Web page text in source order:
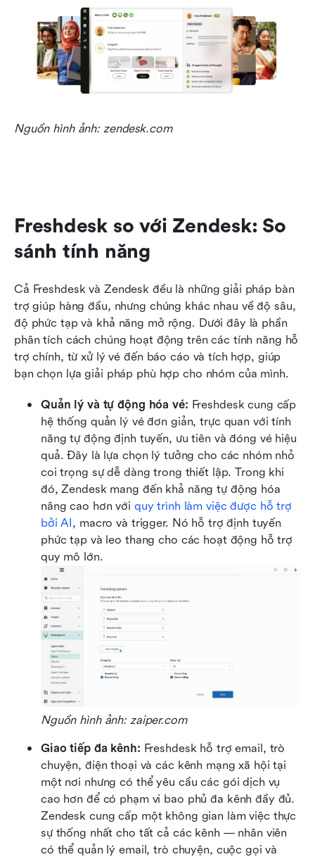
Nguồn hình ảnh: zendesk.com
Freshdesk so với Zendesk: So
sánh tính năng
Cả Freshdesk và Zendesk đều là những giải pháp bàn
trợ giúp hàng đầu, nhưng chúng khác nhau về độ sâu,
độ phức tạp và khả năng mở rộng. Dưới đây là phần
phân tích cách chúng hoạt động trên các tính năng hỗ
trợ chính, từ xử lý vé đến báo cáo và tích hợp, giúp
bạn chọn lựa giải pháp phù hợp cho nhóm của mình.
Quản lý và tự động hóa vé: Freshdesk cung cấp
hệ thống quản lý vé đơn giản, trực quan với tính
năng tự động định tuyến, ưu tiên và đóng vé hiệu
quả. Đây là lựa chọn lý tưởng cho các nhóm nhỏ
coi trọng sự dễ dàng trong thiết lập. Trong khi
đó, Zendesk mang đến khả năng tự động hóa
nâng cao hơn với quy trình làm việc được hỗ trợ
bởi AI , macro và trigger. Nó hỗ trợ định tuyến
phức tạp và leo thang cho các hoạt động hỗ trợ
quy mô lớn.
Nguồn hình ảnh: zaiper.com
Giao tiếp đa kênh: Freshdesk hỗ trợ email, trò
chuyện, điện thoại và các kênh mạng xã hội tại
một nơi nhưng có thể yêu cầu các gói dịch vụ
cao hơn để có phạm vi bao phủ đa kênh đầy đủ.
Zendesk cung cấp một không gian làm việc thực
sự thống nhất cho tất cả các kênh — nhân viên
có thể quản lý email, trò chuyện, cuộc gọi và